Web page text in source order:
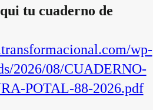
tu cuaderno de
wp-
2026/08/CUADERNO-
POTAL-88-2026.pdf